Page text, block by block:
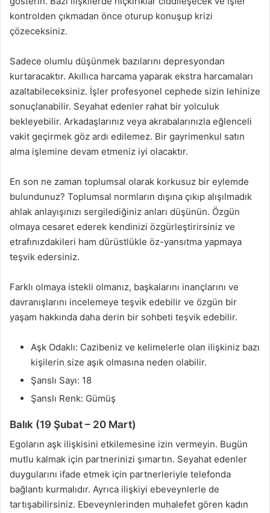
kontrolden çıkmadan önce oturup konuşup krizi
çözeceksiniz.
Sadece olumlu düşünmek bazılarını depresyondan
kurtaracaktır. Akıllıca harcama yaparak ekstra harcamaları
azaltabileceksiniz. İşler profesyonel cephede sizin lehinize
sonuçlanabilir. Seyahat edenler rahat bir yolculuk
bekleyebilir. Arkadaşlarınız veya akrabalarınızla eğlenceli
vakit geçirmek göz ardı edilemez. Bir gayrimenkul satın
alma işlemine devam etmeniz iyi olacaktır.
En son ne zaman toplumsal olarak korkusuz bir eylemde
bulundunuz? Toplumsal normların dışına çıkıp alışılmadık
ahlak anlayışınızı sergilediğiniz anları düşünün. Özgün
olmaya cesaret ederek kendinizi özgürleştirirsiniz ve
etrafınızdakileri ham dürüstlükle öz-yansıtma yapmaya
teşvik edersiniz.
Farklı olmaya istekli olmanız, başkalarını inançlarını ve
davranışlarını incelemeye teşvik edebilir ve özgün bir
yaşam hakkında daha derin bir sohbeti teşvik edebilir.
Aşk Odaklı: Cazibeniz ve kelimelerle olan ilişkiniz bazı
kişilerin size aşık olmasına neden olabilir.
Şanslı Sayı: 18
Şanslı Renk: Gümüş
Balık (19 Şubat – 20 Mart)
Egoların aşk ilişkisini etkilemesine izin vermeyin. Bugün
mutlu kalmak için partnerinizi şımartın. Seyahat edenler
duygularını ifade etmek için partnerleriyle telefonda
bağlantı kurmalıdır. Ayrıca ilişkiyi ebeveynlerle de
tartışabilirsiniz. Ebeveynlerinden muhalefet gören kadın